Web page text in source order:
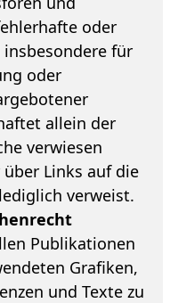
oder
für
oder
allein der
verwiesen
Links auf die
verweist.
Publikationen
Grafiken,
und Texte zu